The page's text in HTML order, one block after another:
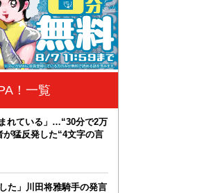
！一覧
れている」…“30分で2万
が猛反発した“4文字の言
た」川田将雅騎手の発言